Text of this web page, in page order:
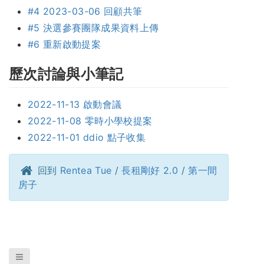
#4 2023-03-06 回顧共筆
#5 決選參賽團隊成果資料上傳
#6 重新啟動提案
歷次討論與小筆記
2022-11-13 啟動會議
2022-11-08 零時小學校提案
2022-11-01 ddio 點子收集
回到 Rentea Tue /長租剛好 2.0 /第一間
房子